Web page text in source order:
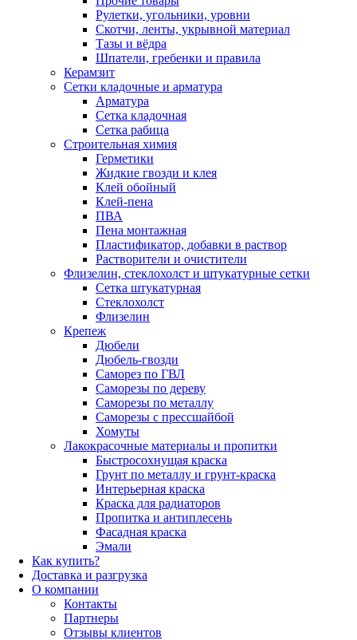
Рулетки, угольники, уровни
Скотчи, ленты, укрывной материал
Тазы и вёдра
Шпатели, гребенки и правила
Керамзит
Сетки кладочные и арматура
Арматура
Сетка кладочная
Сетка рабица
Строительная химия
Герметики
Жидкие гвозди и клея
Клей обойный
Клей-пена
ПВА
Пена монтажная
Пластификатор, добавки в раствор
Растворители и очистители
Флизелин, стеклохолст и штукатурные сетки
Сетка штукатурная
Стеклохолст
Флизелин
Крепеж
Дюбели
Дюбель-гвозди
Саморез по ГВЛ
Саморезы по дереву
Саморезы по металлу
Саморезы с прессшайбой
Хомуты
Лакокрасочные материалы и пропитки
Быстросохнущая краска
Грунт по металлу и грунт-краска
Интерьерная краска
Краска для радиаторов
Пропитка и антиплесень
Фасадная краска
Эмали
Как купить?
Доставка и разгрузка
О компании
Контакты
Партнеры
Отзывы клиентов